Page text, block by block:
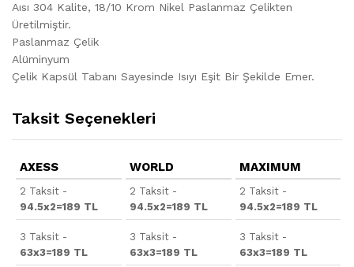
Aısı 304 Kalite, 18/10 Krom Nikel Paslanmaz Çelikten
Üretilmiştir.
Paslanmaz Çelik
Alüminyum
Çelik Kapsül Tabanı Sayesinde Isıyı Eşit Bir Şekilde Emer.
Taksit Seçenekleri
AXESS
2 Taksit -
94.5x2=189 TL
3 Taksit -
63x3=189 TL
WORLD
2 Taksit -
94.5x2=189 TL
3 Taksit -
63x3=189 TL
MAXIMUM
2 Taksit -
94.5x2=189 TL
3 Taksit -
63x3=189 TL